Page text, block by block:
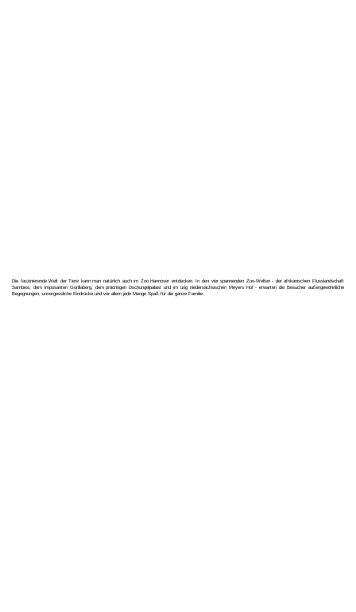
Die faszinierende Welt der Tiere kann man natürlich auch im Zoo Hannover entdecken. In den vier spannenden Zoo-Welten - der afrikanischen Flusslandschaft
Sambesi, dem imposanten Gorillaberg, dem prächtigen Dschungelpalast und im urig niedersächsischen Meyers Hof - erwarten die Besucher außergewöhnliche
Begegnungen, unvergessliche Eindrücke und vor allem jede Menge Spaß für die ganze Familie.